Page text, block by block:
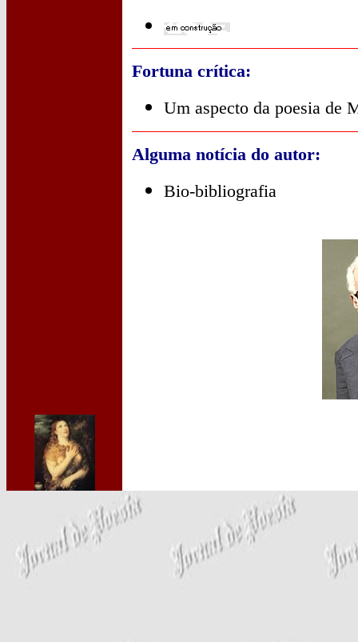
Fortuna crítica:
Um aspecto da poesia de
Alguma notícia do autor:
Bio-bibliografia